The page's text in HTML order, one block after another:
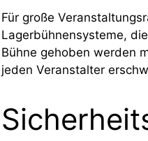
Für große
Lagerbühnensysteme,
Bühne gehoben werden
jeden Veranstalter